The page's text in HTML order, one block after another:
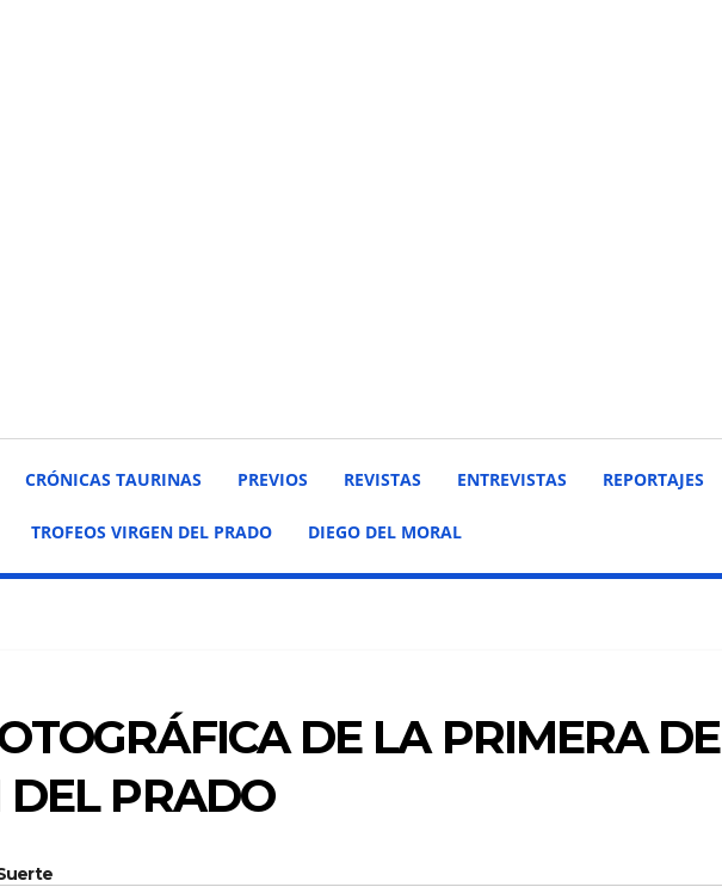
CRÓNICAS TAURINAS PREVIOS REVISTAS ENTREVISTAS REPORTAJES
TROFEOS VIRGEN DEL PRADO DIEGO DEL MORAL
DE LA PRIMERA DE
DEL PRADO